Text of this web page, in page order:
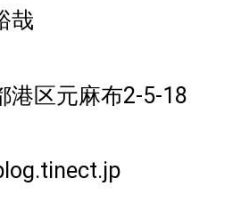
哉
港区元麻布2-5-18